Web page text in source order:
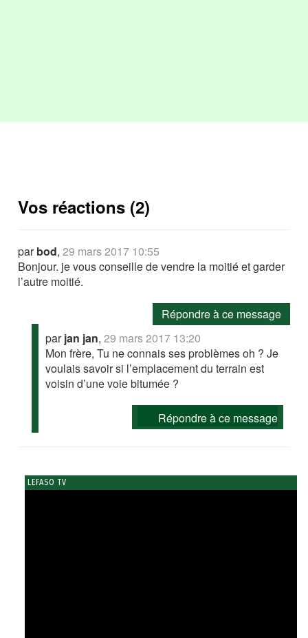
Vos réactions (2)
parbod,29 mars 2017 10:55
Bonjour. je vous conseille de vendre la moitié et garder
l’autre moitié.
Répondre à ce message
parjan jan,29 mars 2017 13:20
Mon frère, Tu ne connais ses problèmes oh ? Je
voulais savoir si l’emplacement du terrain est
voisin d’une voie bitumée ?
Répondre à ce message
LEFASO TV